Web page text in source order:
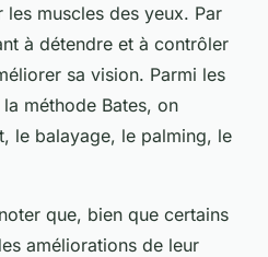
les muscles des yeux. Par
à détendre et à contrôler
sa vision. Parmi les
méthode Bates, on
le balayage, le palming, le
que, bien que certains
améliorations de leur